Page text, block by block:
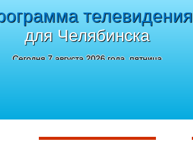
телевидения
для Челябинска
Сегодня 7 августа 2026 года, пятница